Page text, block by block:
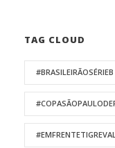
TAG CLOUD
#BRASILEIRÃOSÉRIEB